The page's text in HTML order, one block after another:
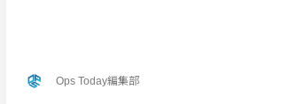
Ops Today編集部